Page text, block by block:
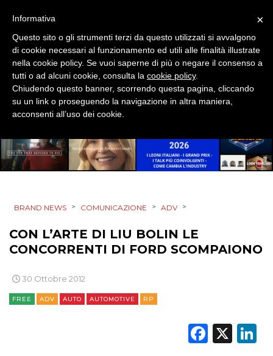
PRODOTTI
PUNTI VENDITA
CSR
STRATEGIE
CINEMA
DIGITALE
ESTERNA
BRAND NEWS > COMUNICAZIONE > ADV >
CON L’ARTE DI LIU BOLIN LE
CONCORRENTI DI FORD SCOMPAIONO
30 Ottobre 2012
FREE ADV AUTO AUTOMOTIVE RP
X
×
Informativa
Questo sito o gli strumenti terzi da questo utilizzati si avvalgono
di cookie necessari al funzionamento ed utili alle finalità illustrate
nella cookie policy. Se vuoi saperne di più o negare il consenso a
tutti o ad alcuni cookie, consulta la cookie policy.
Chiudendo questo banner, scorrendo questa pagina, cliccando
su un link o proseguendo la navigazione in altra maniera,
acconsenti all’uso dei cookie.